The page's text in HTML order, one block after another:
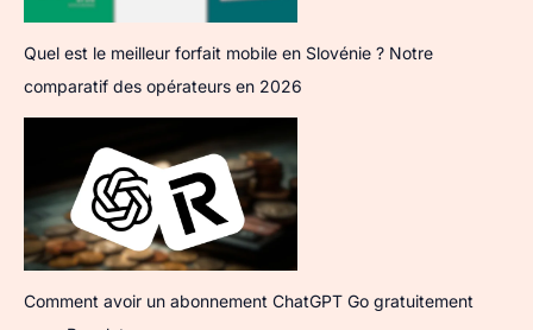
Quel est le meilleur forfait mobile en Slovénie ? Notre
comparatif des opérateurs en 2026
Comment avoir un abonnement ChatGPT Go gratuitement